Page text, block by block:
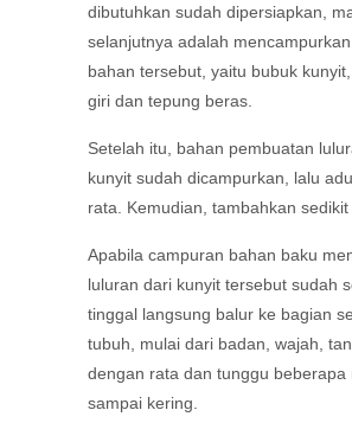
dibutuhkan sudah dipersiapkan,
selanjutnya adalah
bahan tersebut, yaitu bubuk
giri dan tepung beras.
Setelah itu, bahan pembuatan
kunyit sudah dicampurkan, lalu
rata. Kemudian, tambahkan sedikit
Apabila campuran bahan baku
luluran dari kunyit tersebut sudah
tinggal langsung balur ke bagian
tubuh, mulai dari badan, wajah,
dengan rata dan tunggu beberapa
sampai kering.